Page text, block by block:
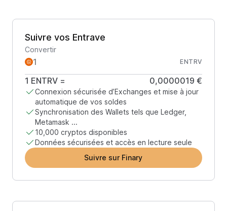
Suivre vos Entrave
Convertir
ENTRV
1 ENTRV = 0,0000019 €
Connexion sécurisée d’Exchanges et mise à jour
automatique de vos soldes
Synchronisation des Wallets tels que Ledger,
Metamask ...
10,000 cryptos disponibles
Données sécurisées et accès en lecture seule
Suivre sur Finary